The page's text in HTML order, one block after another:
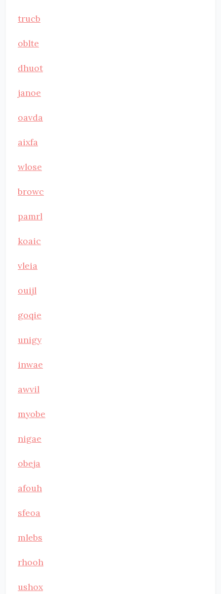
trucb
oblte
dhuot
janoe
oavda
aixfa
wlose
browc
pamrl
koaic
vleia
ouijl
goqie
unigy
inwae
awvil
myobe
nigae
obeja
afouh
sfeoa
mlebs
rhooh
ushox